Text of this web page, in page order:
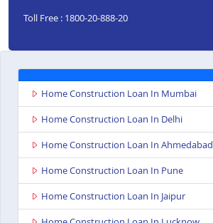
Toll Free : 1800-20-888-20
Home Construction Loan In Mumbai
Home Construction Loan In Delhi
Home Construction Loan In Ahmedabad
Home Construction Loan In Pune
Home Construction Loan In Jaipur